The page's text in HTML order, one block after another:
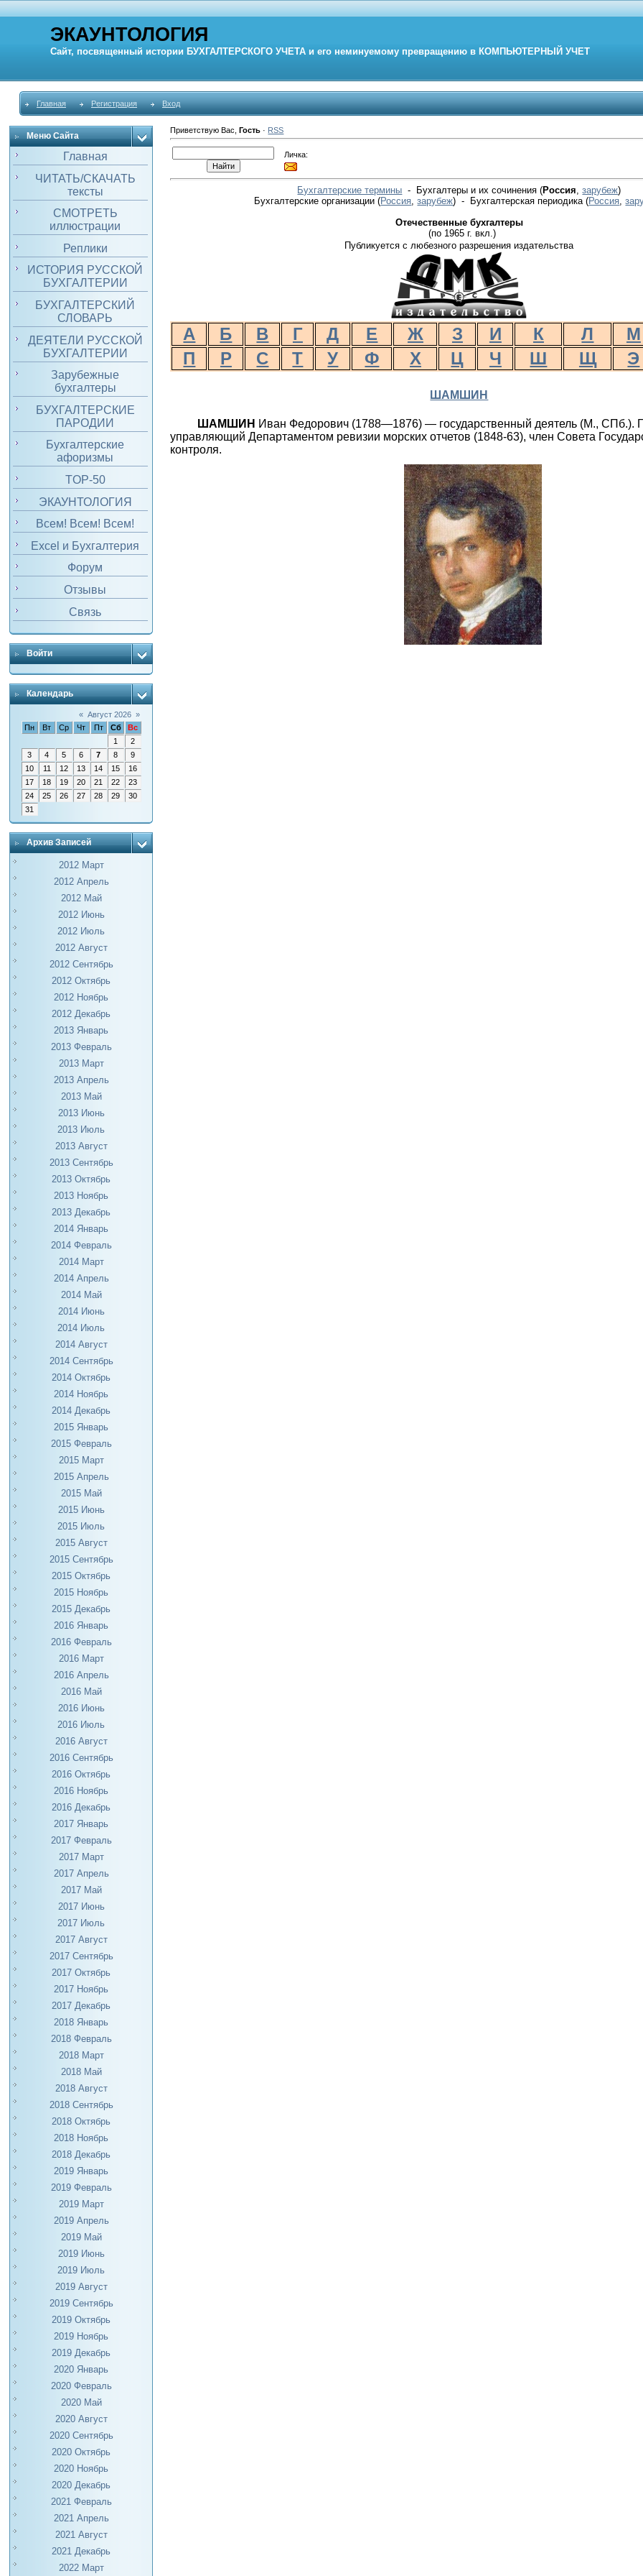
ЭКАУНТОЛОГИЯ
Сайт, посвященный истории БУХГАЛТЕРСКОГО УЧЕТА и его неминуемому превращению в КОМПЬЮТЕРНЫЙ УЧЕТ
Главная Регистрация Вход
Меню Сайта
Главная
ЧИТАТЬ/СКАЧАТЬ
тексты
СМОТРЕТЬ
иллюстрации
Реплики
ИСТОРИЯ РУССКОЙ
БУХГАЛТЕРИИ
БУХГАЛТЕРСКИЙ
СЛОВАРЬ
ДЕЯТЕЛИ РУССКОЙ
БУХГАЛТЕРИИ
Зарубежные
бухгалтеры
БУХГАЛТЕРСКИЕ
ПАРОДИИ
Бухгалтерские
афоризмы
TOP-50
ЭКАУНТОЛОГИЯ
Всем! Всем! Всем!
Excel и Бухгалтерия
Форум
Отзывы
Связь
Войти
Календарь
« Август 2026 »
Пн
Вт Ср Чт Пт Сб
Вс
1
2
3
4 5 6 7 8
9
10
11 12 13 14 15
16
17
18 19 20 21 22
23
24
25 26 27 28 29
30
31
Архив Записей
2012 Март
2012 Апрель
2012 Май
2012 Июнь
2012 Июль
2012 Август
2012 Сентябрь
2012 Октябрь
2012 Ноябрь
2012 Декабрь
2013 Январь
2013 Февраль
2013 Март
2013 Апрель
2013 Май
2013 Июнь
2013 Июль
2013 Август
2013 Сентябрь
2013 Октябрь
2013 Ноябрь
2013 Декабрь
2014 Январь
2014 Февраль
2014 Март
2014 Апрель
2014 Май
2014 Июнь
2014 Июль
2014 Август
2014 Сентябрь
2014 Октябрь
2014 Ноябрь
2014 Декабрь
2015 Январь
2015 Февраль
2015 Март
2015 Апрель
2015 Май
2015 Июнь
2015 Июль
2015 Август
2015 Сентябрь
2015 Октябрь
2015 Ноябрь
2015 Декабрь
2016 Январь
2016 Февраль
2016 Март
2016 Апрель
2016 Май
2016 Июнь
2016 Июль
2016 Август
2016 Сентябрь
2016 Октябрь
2016 Ноябрь
2016 Декабрь
2017 Январь
2017 Февраль
2017 Март
2017 Апрель
2017 Май
2017 Июнь
2017 Июль
2017 Август
2017 Сентябрь
2017 Октябрь
2017 Ноябрь
2017 Декабрь
2018 Январь
2018 Февраль
2018 Март
2018 Май
2018 Август
2018 Сентябрь
2018 Октябрь
2018 Ноябрь
2018 Декабрь
2019 Январь
2019 Февраль
2019 Март
2019 Апрель
2019 Май
2019 Июнь
2019 Июль
2019 Август
2019 Сентябрь
2019 Октябрь
2019 Ноябрь
2019 Декабрь
2020 Январь
2020 Февраль
2020 Май
2020 Август
2020 Сентябрь
2020 Октябрь
2020 Ноябрь
2020 Декабрь
2021 Февраль
2021 Апрель
2021 Август
2021 Декабрь
2022 Март
Приветствую Вас ,Гость · RSS
Личка:
Бухгалтерские термины - Бухгалтеры и их сочинения (Россия ,зарубеж)
Бухгалтерские организации(Россия ,зарубеж) - Бухгалтерская периодика(Россия ,
Отечественные бухгалтеры
(по 1965 г. вкл.)
Публикуется с любезного разрешения издательства
А Б В Г Д Е Ж З И К Л М
П
Р С Т У Ф Х Ц Ч Ш Щ Э
ШАМШИН
ШАМШИН Иван Федорович (1788—1876) — государственный деятель (М., СПб.).
управляющий Департаментом ревизии морских отчетов (1848-63), член Совета
контроля.